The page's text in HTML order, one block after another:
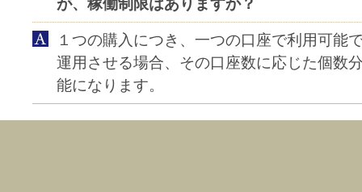
が、稼働制限はありますか？
１つの購入につき、一つの口座で利用可能
運用させる場合、その口座数に応じた個数
能になります。